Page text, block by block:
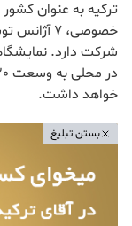
خواهد داشت.
بستن تبلیغ